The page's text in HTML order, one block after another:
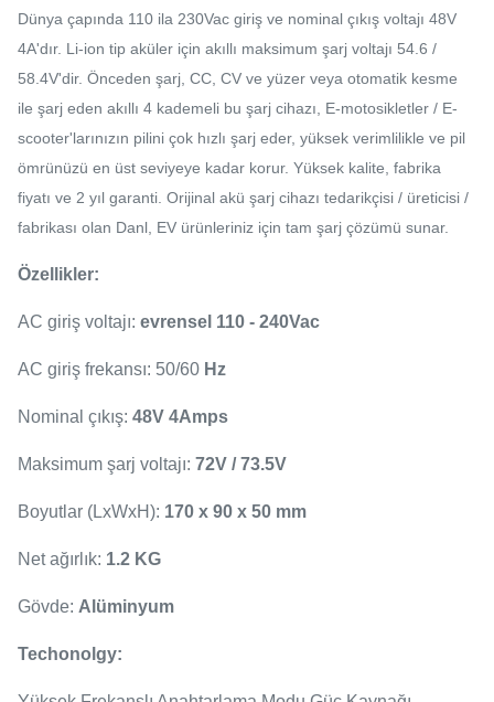
Dünya çapında 110 ila 230Vac giriş ve nominal çıkış voltajı 48V
4A'dır. Li-ion tip aküler için akıllı maksimum şarj voltajı 54.6 /
58.4V'dir. Önceden şarj, CC, CV ve yüzer veya otomatik kesme
ile şarj eden akıllı 4 kademeli bu şarj cihazı, E-motosikletler / E-
scooter'larınızın pilini çok hızlı şarj eder, yüksek verimlilikle ve pil
ömrünüzü en üst seviyeye kadar korur. Yüksek kalite, fabrika
fiyatı ve 2 yıl garanti. Orijinal akü şarj cihazı tedarikçisi / üreticisi /
fabrikası olan Danl, EV ürünleriniz için tam şarj çözümü sunar.
Özellikler:
AC giriş voltajı: evrensel 110 - 240Vac
AC giriş frekansı: 50/60 Hz
Nominal çıkış: 48V 4Amps
Maksimum şarj voltajı: 72V / 73.5V
Boyutlar (LxWxH): 170 x 90 x 50 mm
Net ağırlık: 1.2 KG
Gövde: Alüminyum
Techonolgy: